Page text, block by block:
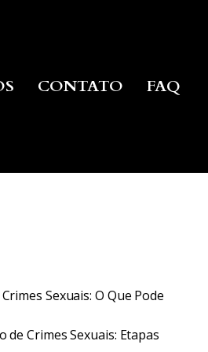
CONTATO FAQ
Sexuais: O Que Pode
de Crimes Sexuais: Etapas